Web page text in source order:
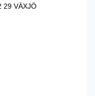
29 VÄXJÖ